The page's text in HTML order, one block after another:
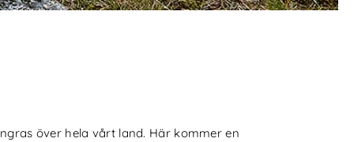
över hela vårt land. Här kommer en